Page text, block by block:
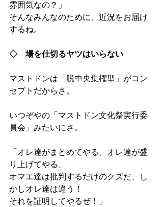
雰囲気なの？」
そんなみんなのために、近況をお届け
するね。
◇　場を仕切るヤツはいらない
マストドンは「脱中央集権型」がコン
セプトだからさ。
いつぞやの「マストドン文化祭実行委
員会」みたいにさ。
「オレ達がまとめてやる、オレ達が盛
り上げてやる、
オマエ達は批判するだけのクズだ、し
かしオレ達は違う！
それを証明してやるぜ！」